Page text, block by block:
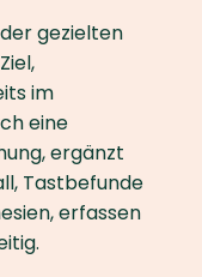
gezielten
im
eine
ergänzt
Tastbefunde
erfassen